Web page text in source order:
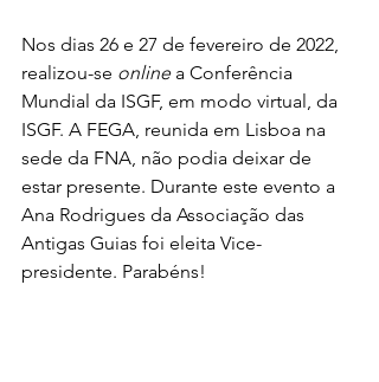
Nos dias 26 e 27 de fevereiro de 2022,
realizou-se online a Conferência
Mundial da ISGF, em modo virtual, da
ISGF. A FEGA, reunida em Lisboa na
sede da FNA, não podia deixar de
estar presente. Durante este evento a
Ana Rodrigues da Associação das
Antigas Guias foi eleita Vice-
presidente. Parabéns!